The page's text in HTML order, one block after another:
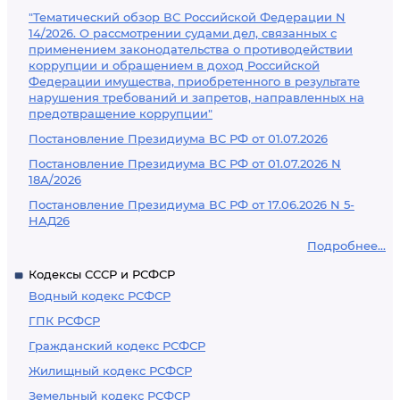
"Тематический обзор ВС Российской Федерации N
14/2026. О рассмотрении судами дел, связанных с
применением законодательства о противодействии
коррупции и обращением в доход Российской
Федерации имущества, приобретенного в результате
нарушения требований и запретов, направленных на
предотвращение коррупции"
Постановление Президиума ВС РФ от 01.07.2026
Постановление Президиума ВС РФ от 01.07.2026 N
18А/2026
Постановление Президиума ВС РФ от 17.06.2026 N 5-
НАД26
Подробнее...
Кодексы СССР и РСФСР
Водный кодекс РСФСР
ГПК РСФСР
Гражданский кодекс РСФСР
Жилищный кодекс РСФСР
Земельный кодекс РСФСР